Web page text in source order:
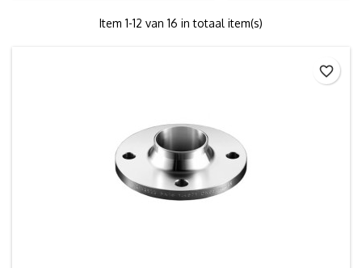
Item 1-12 van 16 in totaal item(s)
favorite_border